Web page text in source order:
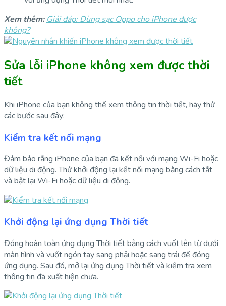
Xem thêm: Giải đáp: Dùng sạc Oppo cho iPhone được
không?
Sửa lỗi iPhone không xem được thời
tiết
Khi iPhone của bạn không thể xem thông tin thời tiết, hãy thử
các bước sau đây:
Kiểm tra kết nối mạng
Đảm bảo rằng iPhone của bạn đã kết nối với mạng Wi-Fi hoặc
dữ liệu di động. Thử khởi động lại kết nối mạng bằng cách tắt
và bật lại Wi-Fi hoặc dữ liệu di động.
Khởi động lại ứng dụng Thời tiết
Đóng hoàn toàn ứng dụng Thời tiết bằng cách vuốt lên từ dưới
màn hình và vuốt ngón tay sang phải hoặc sang trái để đóng
ứng dụng. Sau đó, mở lại ứng dụng Thời tiết và kiểm tra xem
thông tin đã xuất hiện chưa.